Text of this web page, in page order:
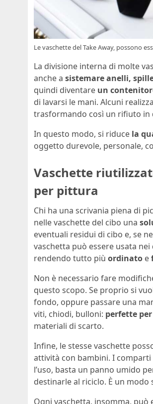
Le vaschette del Take Away, possono
La divisione interna di molte
anche a sistemare anelli,
quindi diventare un
di lavarsi le mani. Alcuni
trasformando così un rifiuto in
In questo modo, si riduce la
oggetto durevole, personale,
Vaschette
per pittura
Chi ha una scrivania piena di
nelle vaschette del cibo una
eventuali residui di cibo e, se
vaschetta può essere usata
rendendo tutto più ordinato e
Non è necessario fare
questo scopo. Se proprio si
fondo, oppure passare una
viti, chiodi, bulloni: perfette
materiali di scarto.
Infine, le stesse vaschette
attività con bambini. I
l’uso, basta un panno umido
destinarle al riciclo. È un modo
Ogni vaschetta, insomma,